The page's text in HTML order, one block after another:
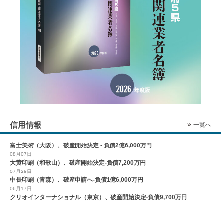
信用情報 一覧へ
富士美術（大阪）、破産開始決定 - 負債2億6,000万円
08月07日
大黄印刷（和歌山）、破産開始決定-負債7,200万円
07月28日
中長印刷（青森）、破産申請へ-負債1億6,000万円
06月17日
クリオインターナショナル（東京）、破産開始決定-負債9,700万円